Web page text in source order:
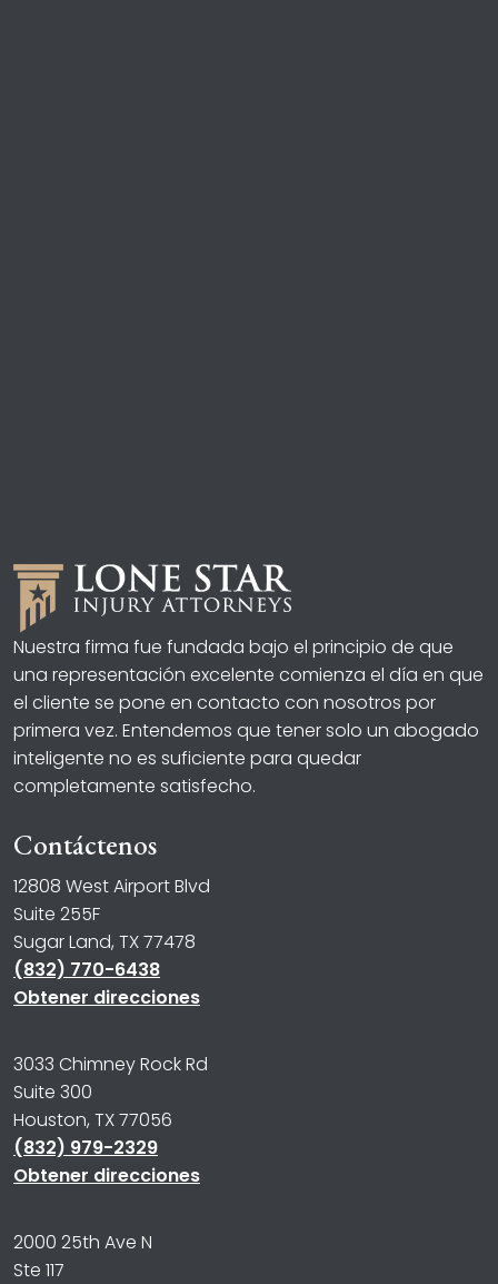
Nuestra firma fue fundada bajo el principio de que
una representación excelente comienza el día en que
el cliente se pone en contacto con nosotros por
primera vez. Entendemos que tener solo un abogado
inteligente no es suficiente para quedar
completamente satisfecho.
Contáctenos
12808 West Airport Blvd
Suite 255F
Sugar Land, TX 77478
(832) 770-6438
Obtener direcciones
3033 Chimney Rock Rd
Suite 300
Houston, TX 77056
(832) 979-2329
Obtener direcciones
2000 25th Ave N
Ste 117